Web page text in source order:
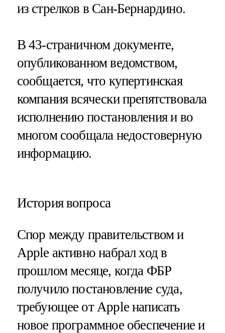
из стрелков в Сан-Бернардино.
В 43-страничном документе,
опубликованном ведомством,
сообщается, что купертинская
компания всячески препятствовала
исполнению постановления и во
многом сообщала недостоверную
информацию.
История вопроса
Спор между правительством и
Apple активно набрал ход в
прошлом месяце, когда ФБР
получило постановление суда,
требующее от Apple написать
новое программное обеспечение и